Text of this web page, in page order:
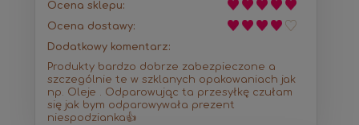
Ocena sklepu:
Ocena dostawy:
Dodatkowy komentarz:
Produkty bardzo dobrze zabezpieczone a
szczególnie te w szklanych opakowaniach jak
np. Oleje . Odparowując ta przesyłkę czułam
się jak bym odparowywała prezent
niespodzianka👍